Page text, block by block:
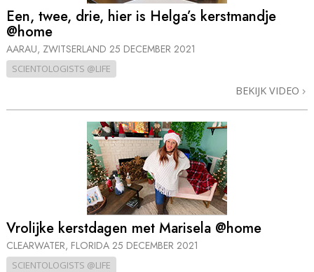
Een, twee, drie, hier is Helga’s kerstmandje
@home
AARAU, ZWITSERLAND 25 DECEMBER 2021
SCIENTOLOGISTS @LIFE
BEKIJK VIDEO
Vrolijke kerstdagen met Marisela @home
CLEARWATER, FLORIDA 25 DECEMBER 2021
SCIENTOLOGISTS @LIFE